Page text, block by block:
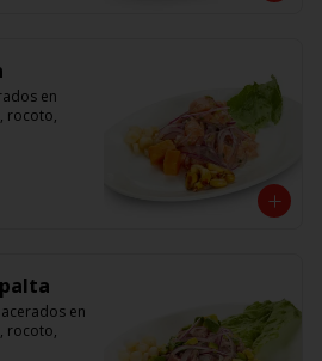
en
rocoto,
en
rocoto,